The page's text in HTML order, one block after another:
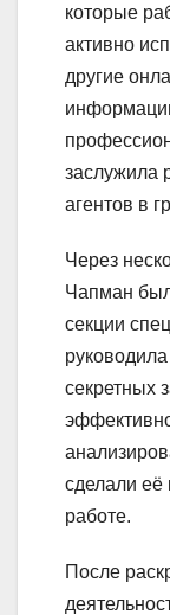
которые
активно
другие
заслужила
агентов в
Через
Чапман
секции
секретных
сделали её
работе.
После